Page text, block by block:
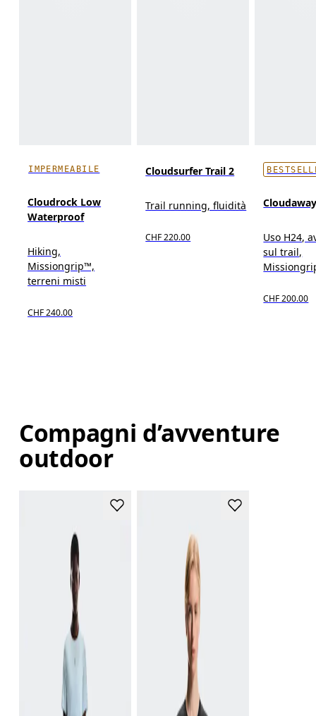
IMPERMEABILE
Cloudrock Low
Waterproof
Hiking,
Missiongrip™,
terreni misti
CHF 240.00
Cloudsurfer Trail 2
Trail running, fluidità
CHF 220.00
Uso H24,
sul trail,
CHF 200.00
Compagni d’avventure
outdoor